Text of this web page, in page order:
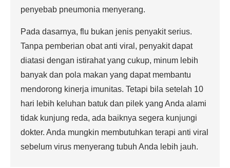
penyebab pneumonia menyerang.
Pada dasarnya, flu bukan jenis penyakit serius.
Tanpa pemberian obat anti viral, penyakit dapat
diatasi dengan istirahat yang cukup, minum lebih
banyak dan pola makan yang dapat membantu
mendorong kinerja imunitas. Tetapi bila setelah 10
hari lebih keluhan batuk dan pilek yang Anda alami
tidak kunjung reda, ada baiknya segera kunjungi
dokter. Anda mungkin membutuhkan terapi anti viral
sebelum virus menyerang tubuh Anda lebih jauh.